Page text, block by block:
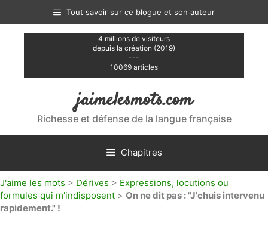
contenu
Tout savoir sur ce blogue et son auteur
4 millions de visiteurs
depuis la création (2019)
---
10069 articles
jaimelesmots.com
Richesse et défense de la langue française
Chapitres
J'aime les mots > Dérives > Expressions, locutions ou
formules qui m'indisposent > On ne dit pas : "J'chuis intervenu
rapidement." !